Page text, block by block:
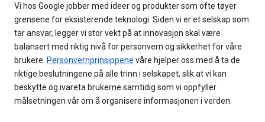
Vi hos Google jobber med ideer og produkter som ofte tøyer
grensene for eksisterende teknologi. Siden vi er et selskap som
tar ansvar, legger vi stor vekt på at innovasjon skal være
balansert med riktig nivå for personvern og sikkerhet for våre
brukere. Personvernprinsippene våre hjelper oss med å ta de
riktige beslutningene på alle trinn i selskapet, slik at vi kan
beskytte og ivareta brukerne samtidig som vi oppfyller
målsetningen vår om å organisere informasjonen i verden.